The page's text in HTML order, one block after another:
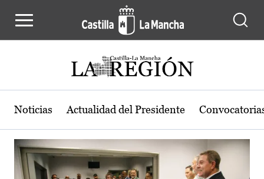
Actualidad de la región de Castilla-
Noticias Actualidad del Presidente